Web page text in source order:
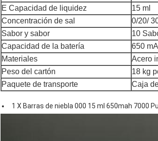
E Capacidad de liquidez
15 ml
Concentración de sal
0/20/
Sabor y sabor
10
Capacidad de la batería
650
Materiales
Acero
Peso del cartón
18 kg
Paquete de transporte
Caja
1 X Barras de niebla 000 15 ml 650mah 7000